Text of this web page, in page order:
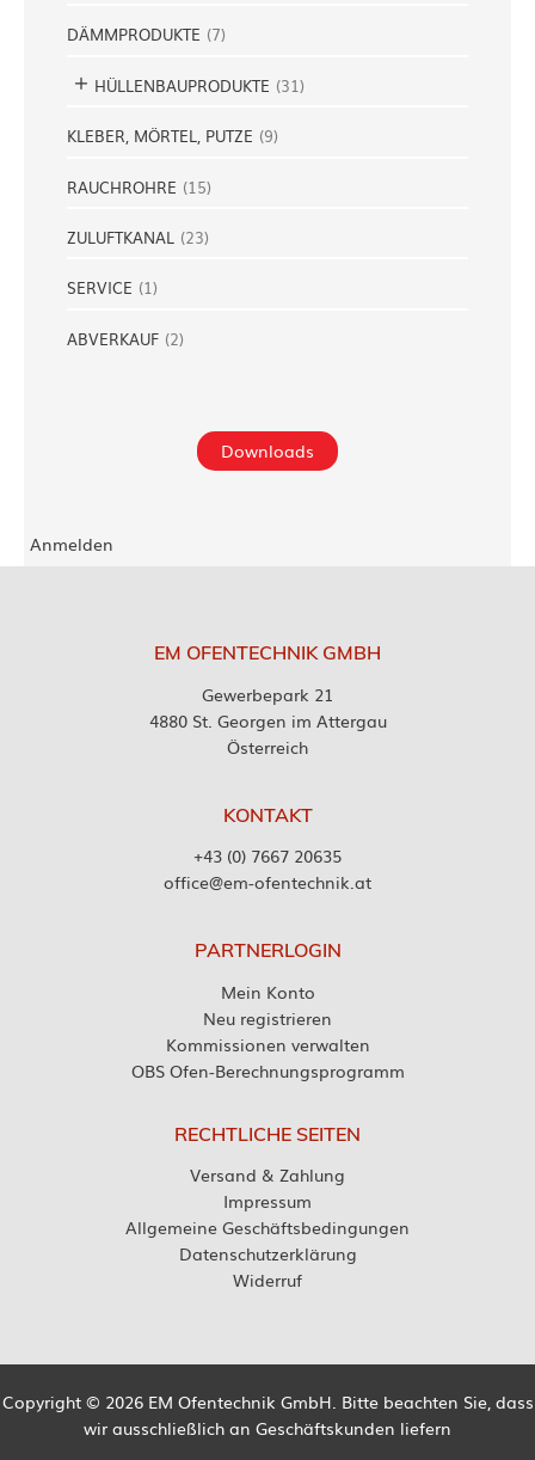
DÄMMPRODUKTE (7)
HÜLLENBAUPRODUKTE (31)
KLEBER, MÖRTEL, PUTZE (9)
RAUCHROHRE (15)
ZULUFTKANAL (23)
SERVICE (1)
ABVERKAUF (2)
Downloads
Anmelden
EM OFENTECHNIK GMBH
Gewerbepark 21
4880 St. Georgen im Attergau
Österreich
KONTAKT
+43 (0) 7667 20635
office@em-ofentechnik.at
PARTNERLOGIN
Mein Konto
Neu registrieren
Kommissionen verwalten
OBS Ofen-Berechnungsprogramm
RECHTLICHE SEITEN
Versand & Zahlung
Impressum
Allgemeine Geschäftsbedingungen
Datenschutzerklärung
Widerruf
Copyright © 2026 EM Ofentechnik GmbH. Bitte beachten Sie, dass
wir ausschließlich an Geschäftskunden liefern